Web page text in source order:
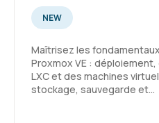
Thierry D.
NEW
Maîtrisez les
Proxmox VE :
LXC et des machines
stockage, sauvegarde et…